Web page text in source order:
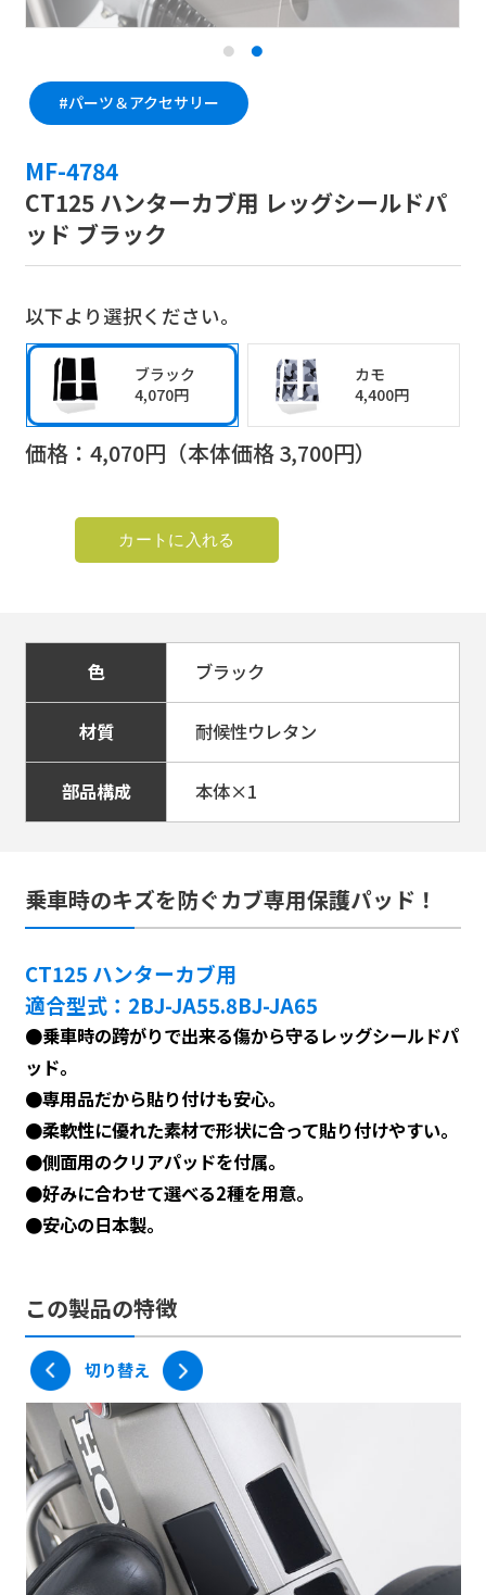
#パーツ＆アクセサリー
MF-4784
CT125 ハンターカブ用 レッグシールドパ
ッド ブラック
以下より選択ください。
ブラック
4,070円
カモ
4,400円
価格：4,070円（本体価格3,700円）
#パーツ＆アクセサリー
MF-4785
CT125 ハンターカブ用 レッグシールドパ
ッド カモ
以下より選択ください。
ブラック
4,070円
価格：4,070 円（本体価格3,700
色 ブラック
材質 耐候性ウレタン
部品構成 本体×1
乗車時のキズを防ぐカブ専用保護パッド！
CT125 ハンターカブ用
適合型式：2BJ-JA55.8BJ-JA65
●乗車時の跨がりで出来る傷から守るレッグシールドパ
ッド。
●専用品だから貼り付けも安心。
●柔軟性に優れた素材で形状に合って貼り付けやすい。
●側面用のクリアパッドを付属。
●好みに合わせて選べる2種を用意。
●安心の日本製。
この製品の特徴
切り替え